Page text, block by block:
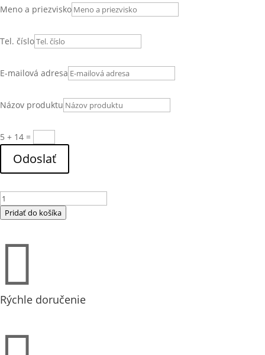
Meno a priezvisko
Tel. číslo
E-mailová adresa
Názov produktu
5 + 14 =
Odoslať
množstvo
VORT
Pridať do košíka

Rýchle doručenie